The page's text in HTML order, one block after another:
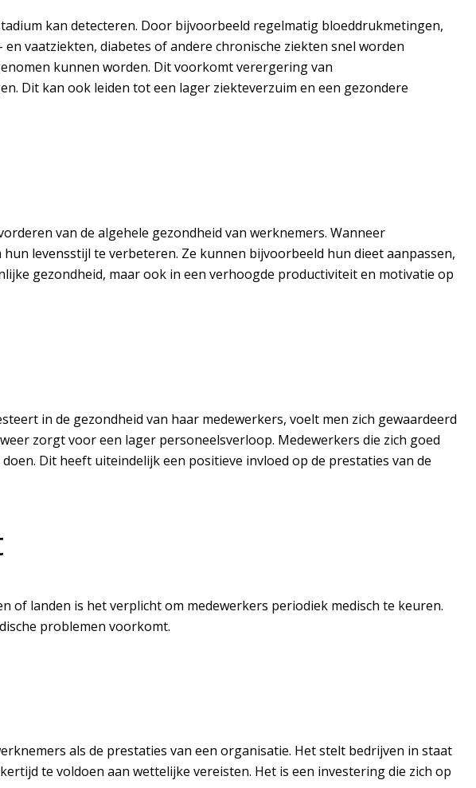
kan detecteren. Door bijvoorbeeld regelmatig bloeddrukmetingen,
vaatziekten, diabetes of andere chronische ziekten snel worden
kunnen worden. Dit voorkomt verergering van
Dit kan ook leiden tot een lager ziekteverzuim en een gezondere
van de algehele gezondheid van werknemers. Wanneer
levensstijl te verbeteren. Ze kunnen bijvoorbeeld hun dieet aanpassen,
gezondheid, maar ook in een verhoogde productiviteit en motivatie op
in de gezondheid van haar medewerkers, voelt men zich gewaardeerd
zorgt voor een lager personeelsverloop. Medewerkers die zich goed
Dit heeft uiteindelijk een positieve invloed op de prestaties van de
of landen is het verplicht om medewerkers periodiek medisch te keuren.
problemen voorkomt.
als de prestaties van een organisatie. Het stelt bedrijven in staat
te voldoen aan wettelijke vereisten. Het is een investering die zich op